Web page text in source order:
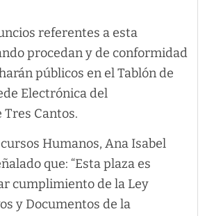
referentes a esta
procedan y de conformidad
públicos en el Tablón de
Electrónica del
Cantos.
Humanos, Ana Isabel
que: “Esta plaza es
cumplimiento de la Ley
y Documentos de la